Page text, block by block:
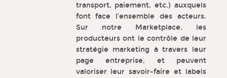
transport, paiement, etc.) auxquels
font face l’ensemble des acteurs.
Sur notre Marketplace, les
producteurs ont le contrôle de leur
stratégie marketing à travers leur
page entreprise, et peuvent
valoriser leur savoir-faire et labels